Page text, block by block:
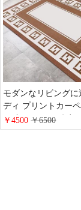
モダンなリビング
ディ プリントカー
れ 玄関マット 防音
菌 ブランド Fendi
ンテリア しっかり
￥4500￥6500